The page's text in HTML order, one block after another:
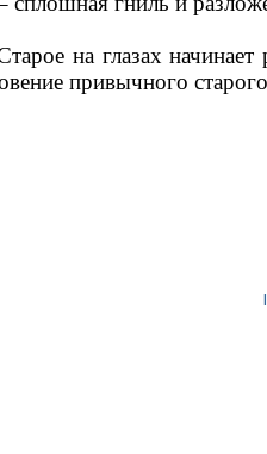
на глазах
привычного
|